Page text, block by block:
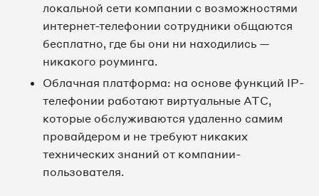
локальной сети компании с возможностями
интернет-телефонии сотрудники общаются
бесплатно, где бы они ни находились —
никакого роуминга.
Облачная платформа: на основе функций IP-
телефонии работают виртуальные АТС,
которые обслуживаются удаленно самим
провайдером и не требуют никаких
технических знаний от компании-
пользователя.